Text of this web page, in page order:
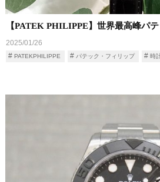
【PATEK PHILIPPE】世界最高峰パテ
2025/01/26
PATEKPHILIPPE パテック・フィリップ 時